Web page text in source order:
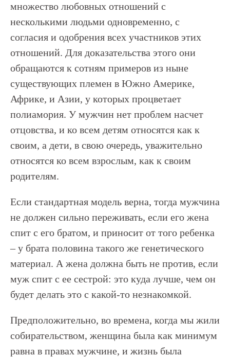
множество любовных отношений с
несколькими людьми одновременно, с
согласия и одобрения всех участников этих
отношений. Для доказательства этого они
обращаются к сотням примеров из ныне
существующих племен в Южно Америке,
Африке, и Азии, у которых процветает
полиамория. У мужчин нет проблем насчет
отцовства, и ко всем детям относятся как к
своим, а дети, в свою очередь, уважительно
относятся ко всем взрослым, как к своим
родителям.
Если стандартная модель верна, тогда мужчина
не должен сильно переживать, если его жена
спит с его братом, и приносит от того ребенка
– у брата половина такого же генетического
материал. А жена должна быть не против, если
муж спит с ее сестрой: это куда лучше, чем он
будет делать это с какой-то незнакомкой.
Предположительно, во времена, когда мы жили
собирательством, женщина была как минимум
равна в правах мужчине, и жизнь была